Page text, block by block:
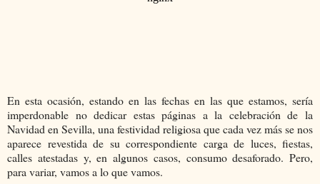
En esta ocasión, estando en las fechas en las que estamos, sería
imperdonable no dedicar estas páginas a la celebración de la
Navidad en Sevilla, una festividad religiosa que cada vez más se nos
aparece revestida de su correspondiente carga de luces, fiestas,
calles atestadas y, en algunos casos, consumo desaforado. Pero,
para variar, vamos a lo que vamos.